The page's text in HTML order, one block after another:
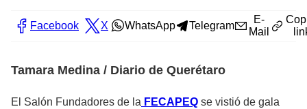
Facebook X WhatsApp Telegram
E-
Mail
Tamara Medina / Diario de Querétaro
El Salón Fundadores de la FECAPEQ se vistió de gala